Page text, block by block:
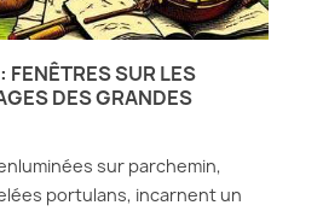
FENÊTRES SUR LES
DES GRANDES
sur parchemin,
portulans, incarnent un